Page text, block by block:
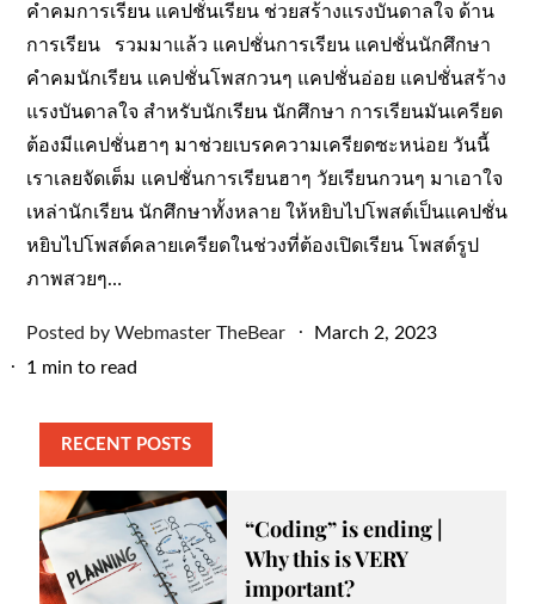
คำคมการเรียน แคปชั่นเรียน ช่วยสร้างแรงบันดาลใจ ด้าน
การเรียน รวมมาแล้ว แคปชั่นการเรียน แคปชั่นนักศึกษา
คำคมนักเรียน แคปชั่นโพสกวนๆ แคปชั่นอ่อย แคปชั่นสร้าง
แรงบันดาลใจ สำหรับนักเรียน นักศึกษา การเรียนมันเครียด
ต้องมีแคปชั่นฮาๆ มาช่วยเบรคความเครียดซะหน่อย วันนี้
เราเลยจัดเต็ม แคปชั่นการเรียนฮาๆ วัยเรียนกวนๆ มาเอาใจ
เหล่านักเรียน นักศึกษาทั้งหลาย ให้หยิบไปโพสต์เป็นแคปชั่น
หยิบไปโพสต์คลายเครียดในช่วงที่ต้องเปิดเรียน โพสต์รูป
ภาพสวยๆ…
Posted byWebmaster TheBear
Posted
March 2, 2023
1 min to read
RECENT POSTS
“Coding” is ending |
Why this is VERY
important?